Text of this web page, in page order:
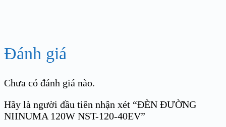
Đánh giá
Chưa có đánh giá nào.
Hãy là người đầu tiên nhận xét “ĐÈN ĐƯỜNG
NIINUMA 120W NST-120-40EV”